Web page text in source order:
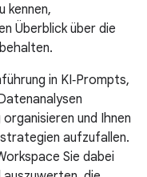
kennen,
Überblick über die
in KI‑Prompts,
und Ihnen
aufzufallen.
Sie dabei